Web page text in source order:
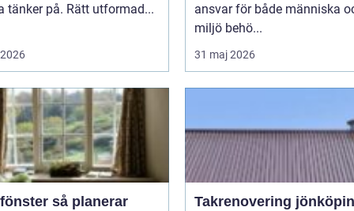
tänker på. Rätt utformad...
ansvar för både människa
miljö behö...
31 maj 2026
så planerar
Takrenovering